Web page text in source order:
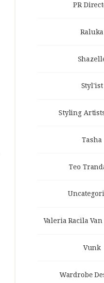
PR
Raluka
Styl'ist
Styling
Tasha
Teo
Valeria Racila
Vunk
Wardrobe